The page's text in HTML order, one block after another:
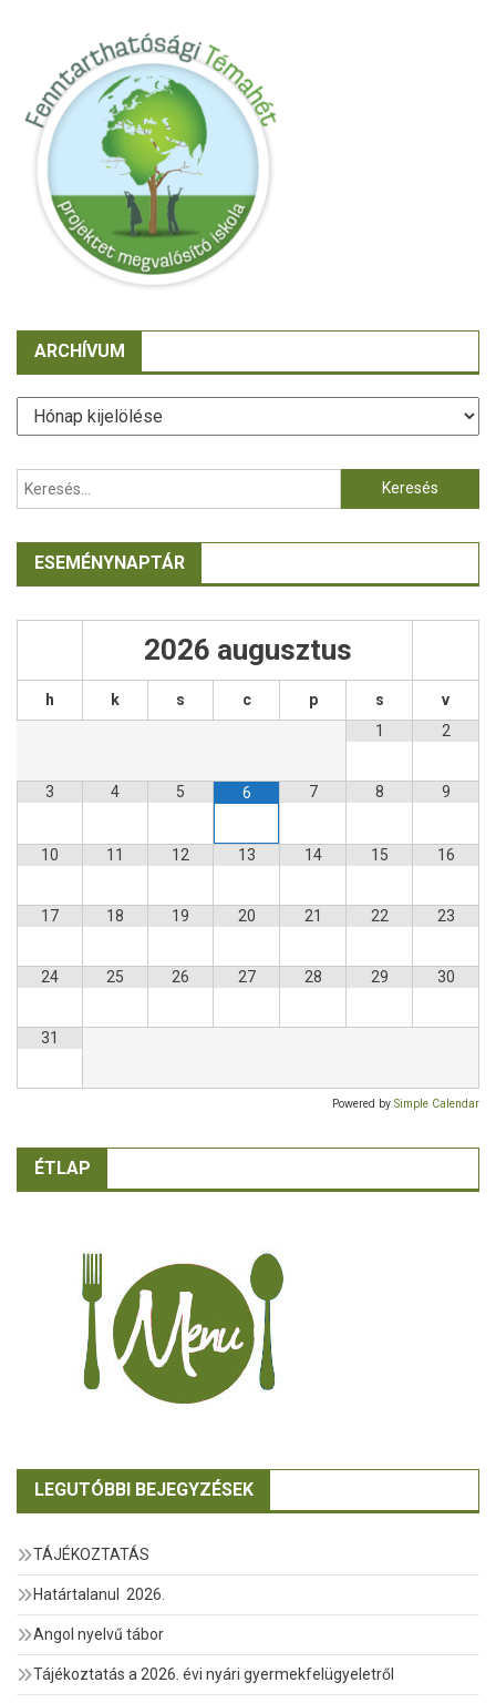
ARCHÍVUM
ESEMÉNYNAPTÁR
2026 augusztus
h k s c p s
v
1
2
3 4 5 6 7 8 9
10 11 12 13 14 15 16
17 18 19 20 21 22 23
24 25 26 27 28 29 30
31
Powered by Simple Calendar
ÉTLAP
LEGUTÓBBI BEJEGYZÉSEK
TÁJÉKOZTATÁS
Határtalanul 2026.
Angol nyelvű tábor
Tájékoztatás a 2026. évi nyári gyermekfelügyeletről